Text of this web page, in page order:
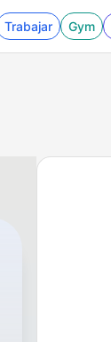
Trabajar Gym